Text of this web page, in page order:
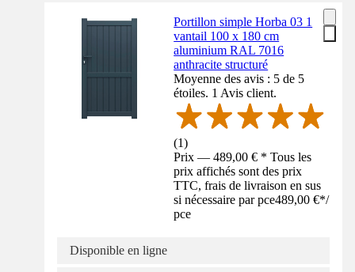
Portillon simple Horba 03 1
vantail 100 x 180 cm
aluminium RAL 7016
anthracite structuré
Moyenne des avis : 5 de 5
étoiles. 1 Avis client.
(1)
Prix — 489,00 € * Tous les
prix affichés sont des prix
TTC, frais de livraison en sus
si nécessaire par pce489,00 €*/
pce
Disponible en ligne